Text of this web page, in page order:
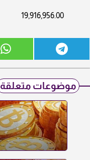
19,916,956.00
موضوعات متعلقة